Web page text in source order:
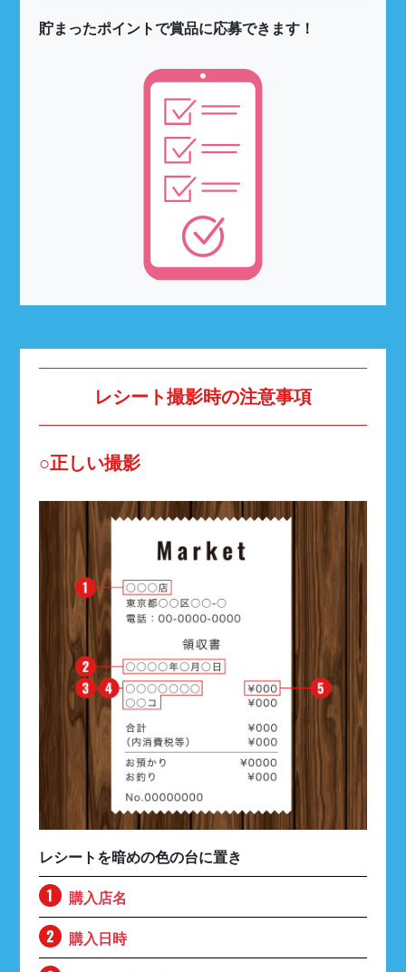
貯まったポイントで賞品に応募できます！
レシート撮影時の注意事項
○正しい撮影
レシートを暗めの色の台に置き
購入店名
購入日時